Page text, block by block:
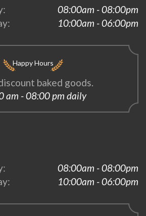
08:00am - 08:00pm
10:00am - 06:00pm
Happy Hours
baked goods.
am - 08:00 pm daily
08:00am - 08:00pm
10:00am - 06:00pm